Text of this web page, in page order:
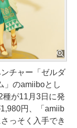
チャー「ゼルダ
」のamiiboとし
種が11月3日に発
円、「amiib
っそく入手でき